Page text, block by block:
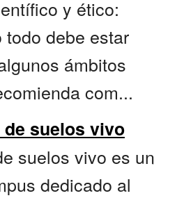
y ético:
todo debe estar
ámbitos
com...
suelos vivo
suelos vivo es un
dedicado al